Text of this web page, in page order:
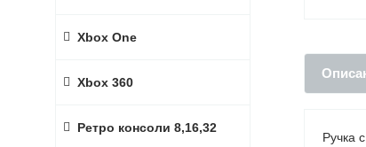
Ручка
Xbox One
Xbox 360
Ретро консоли 8,16,32